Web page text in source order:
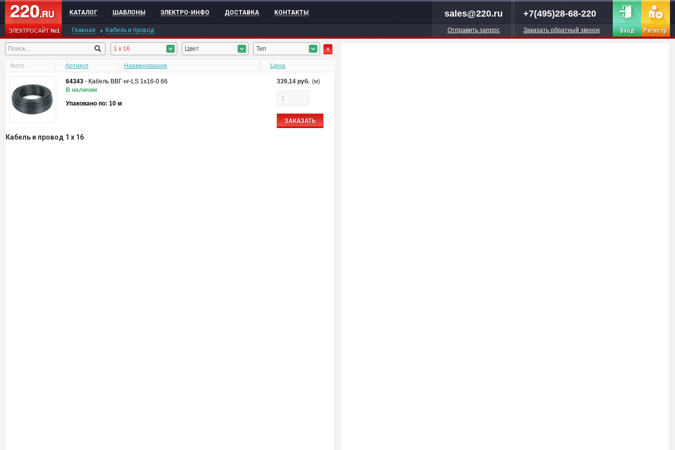
ЭЛЕКТРОСАЙТ№1
КАТАЛОГ ШАБЛОНЫ ЭЛЕКТРО-ИНФО ДОСТАВКА КОНТАКТЫ sales@220.ru
Отправить запрос
+7(495)28-68-220
Заказать обратный звонок Вход Регистр.
Главная Кабель и провод
1 x 16 Цвет Тип
Фото Артикул Наименование Цена
64343 - Кабель ВВГ нг-LS 1х16-0.66
В наличии
Упаковано по: 10 м
339,14 руб. (м)
ЗАКАЗАТЬ
Кабель и провод 1 x 16